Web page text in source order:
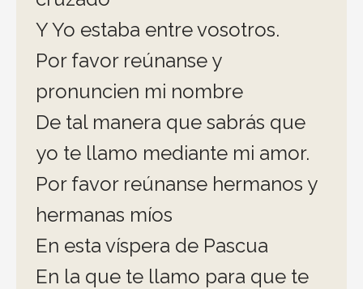
Y Yo estaba entre vosotros.
Por favor reúnanse y
pronuncien mi nombre
De tal manera que sabrás que
yo te llamo mediante mi amor.
Por favor reúnanse hermanos y
hermanas míos
En esta víspera de Pascua
En la que te llamo para que te